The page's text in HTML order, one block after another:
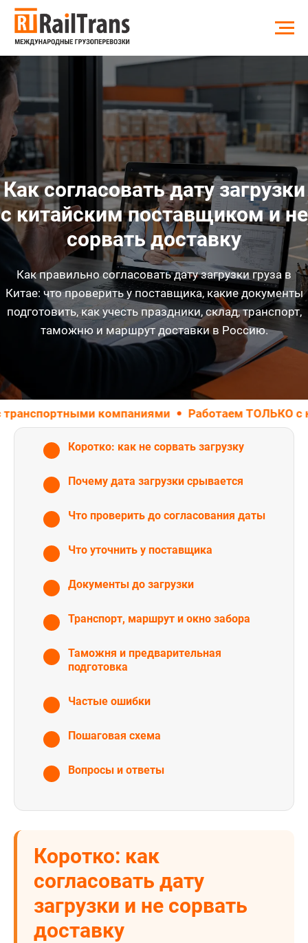
Как согласовать дату загрузки
с китайским поставщиком и не
сорвать доставку
Как правильно согласовать дату загрузки груза в
Китае: что проверить у поставщика, какие документы
подготовить, как учесть праздники, склад, транспорт,
таможню и маршрут доставки в Россию.
компаниями Работаем ТОЛЬКО с
Коротко: как не сорвать загрузку
Почему дата загрузки срывается
Что проверить до согласования даты
Что уточнить у поставщика
Документы до загрузки
Транспорт, маршрут и окно забора
Таможня и предварительная
подготовка
Частые ошибки
Пошаговая схема
Вопросы и ответы
Коротко: как
согласовать дату
загрузки и не сорвать
доставку